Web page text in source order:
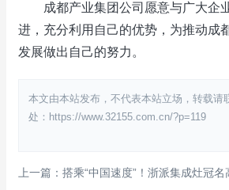
成都产业集团公司愿意与广大企
进，充分利用自己的优势，为推动成
发展做出自己的努力。
本文由本站发布，不代表本站立场，转载请
处：https://www.32155.com.cn/?p=119
上一篇：搭乘“中国速度”！浙派集成灶冠